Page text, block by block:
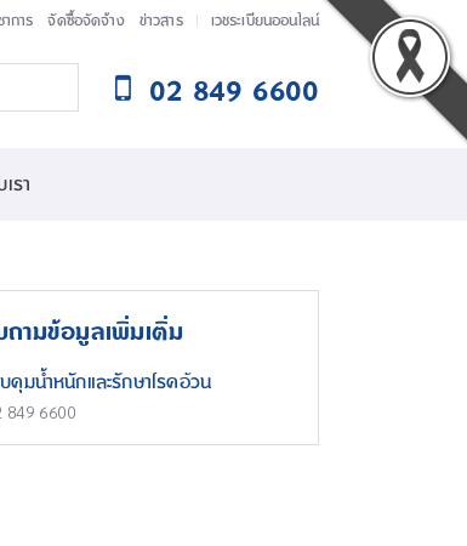
การ จัดซื้อจัดจ้าง ข่าวสาร เวชระเบียนออนไลน์
02 849 6600
รา
ามข้อมูลเพิ่มเติ่ม
มน้ำหนักและรักษาโรคอ้วน
849 6600